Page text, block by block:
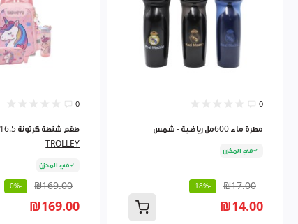
0
مطرة ماء 600مل رياضية - شمس
في المخزن
₪17.00
-18%
₪14.00
0
TROLLEY
في المخزن
₪169.00
-0%
₪169.00